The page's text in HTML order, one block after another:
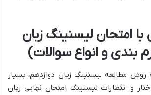
با امتحان لیسنینگ زبان
بندی و انواع سوالات)
روش مطالعه لیسنینگ زبان دوازدهم، بسیار
و انتظارات لیسنینگ امتحان نهایی زبان